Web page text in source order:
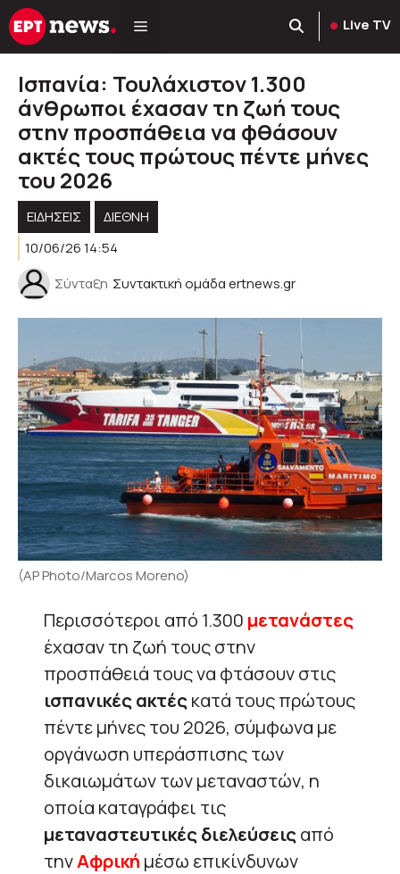
Μετάβαση
σε
Live TV
Ισπανία: Τουλάχιστον 1.300
άνθρωποι έχασαν τη ζωή τους
στην προσπάθεια να φθάσουν
ακτές τους πρώτους πέντε μήνες
του 2026
ΕΙΔΗΣΕΙΣ
ΔΙΕΘΝΗ
10/06/26 14:54
Σύνταξη Συντακτική ομάδα ertnews.gr
(AP Photo/Marcos Moreno)
Περισσότεροι από 1.300 μετανάστες
έχασαν τη ζωή τους στην
προσπάθειά τους να φτάσουν στις
ισπανικές ακτέςκατά τους πρώτους
πέντε μήνες του 2026, σύμφωνα με
οργάνωση υπεράσπισης των
δικαιωμάτων των μεταναστών, η
οποία καταγράφει τις
μεταναστευτικές διελεύσειςαπό
τηνΑφρική μέσω επικίνδυνων